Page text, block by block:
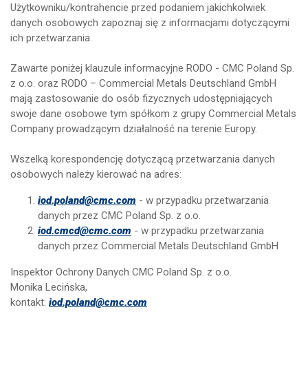
Użytkowniku/kontrahencie przed podaniem jakichkolwiek
danych osobowych zapoznaj się z informacjami dotyczącymi
ich przetwarzania.
Zawarte poniżej klauzule informacyjne RODO - CMC Poland Sp.
z o.o. oraz RODO – Commercial Metals Deutschland GmbH
mają zastosowanie do osób fizycznych udostępniających
swoje dane osobowe tym spółkom z grupy Commercial Metals
Company prowadzącym działalność na terenie Europy.
Wszelką korespondencję dotyczącą przetwarzania danych
osobowych należy kierować na adres:
iod.poland@cmc.com - w przypadku przetwarzania
danych przez CMC Poland Sp. z o.o.
iod.cmcd@cmc.com - w przypadku przetwarzania
danych przez Commercial Metals Deutschland GmbH
Inspektor Ochrony Danych CMC Poland Sp. z o.o.
Monika Lecińska,
kontakt: iod.poland@cmc.com